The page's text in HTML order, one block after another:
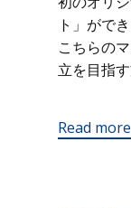
ト」がで
こちらの
立を目指
Read more